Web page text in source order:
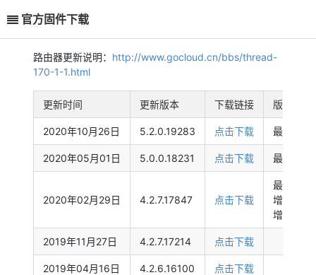
官方固件下载
路由器更新说明： http://www.gocloud.cn/bbs/thread-
170-1-1.html
更新时间 更新版本 下载链接 版本特性
2020年10月26日 5.2.0.19283 点击下载 最新稳定
2020年05月01日 5.0.0.18231 点击下载 最新稳定
2020年02月29日 4.2.7.17847 点击下载
最新稳定
增加
增加
2019年11月27日 4.2.7.17214 点击下载
2019年04月16日 4.2.6.16100 点击下载